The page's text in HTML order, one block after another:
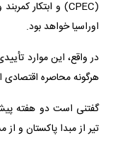
اوراسیا خواهد بود.
در واقع، این موارد
هرگونه محاصره
گفتنی است دو هفته
تیر از مبدا پاکستان و از